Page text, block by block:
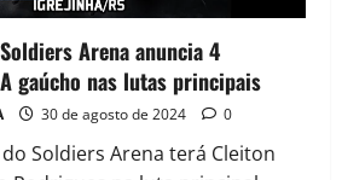
Arena anuncia 4
gaúcho nas lutas principais
30 de agosto de 2024 0
Soldiers Arena terá Cleiton